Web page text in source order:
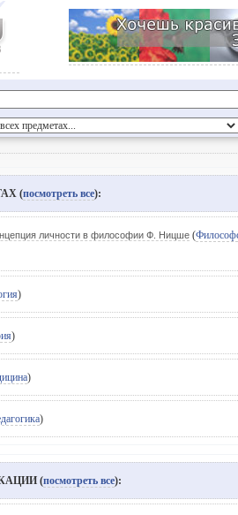
(посмотреть все):
личности в философии Ф. Ницше (
)
)
)
)
(посмотреть все):